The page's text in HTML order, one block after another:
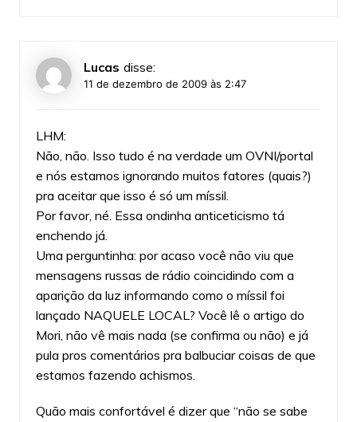
Lucas disse:
11 de dezembro de 2009 às 2:47
LHM:
Não, não. Isso tudo é na verdade um OVNI/portal
e nós estamos ignorando muitos fatores (quais?)
pra aceitar que isso é só um míssil.
Por favor, né. Essa ondinha anticeticismo tá
enchendo já.
Uma perguntinha: por acaso você não viu que
mensagens russas de rádio coincidindo com a
aparição da luz informando como o míssil foi
lançado NAQUELE LOCAL? Você lê o artigo do
Mori, não vê mais nada (se confirma ou não) e já
pula pros comentários pra balbuciar coisas de que
estamos fazendo achismos.
Quão mais confortável é dizer que “não se sabe